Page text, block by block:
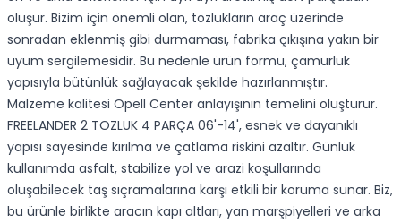
oluşur. Bizim için önemli olan, tozlukların araç üzerinde
sonradan eklenmiş gibi durmaması, fabrika çıkışına yakın bir
uyum sergilemesidir. Bu nedenle ürün formu, çamurluk
yapısıyla bütünlük sağlayacak şekilde hazırlanmıştır.
Malzeme kalitesi Opell Center anlayışının temelini oluşturur.
FREELANDER 2 TOZLUK 4 PARÇA 06'-14', esnek ve dayanıklı
yapısı sayesinde kırılma ve çatlama riskini azaltır. Günlük
kullanımda asfalt, stabilize yol ve arazi koşullarında
oluşabilecek taş sıçramalarına karşı etkili bir koruma sunar. Biz,
bu ürünle birlikte aracın kapı altları, yan marşpiyelleri ve arka